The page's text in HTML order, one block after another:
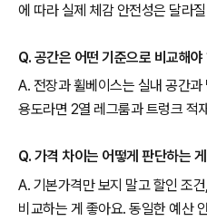
에 따라 실제 체감 안전성은 달라
Q. 공간은 어떤 기준으로 비교해
A. 전장과 휠베이스는 실내 공간
용도라면 2열 레그룸과 트렁크 적
Q. 가격 차이는 어떻게 판단하는
A. 기본가격만 보지 말고 할인 조
비교하는 게 좋아요. 동일한 예산